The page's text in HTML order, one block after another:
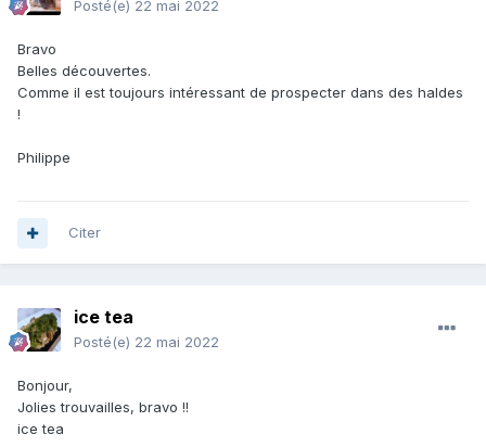
Posté(e) 22 mai 2022
Bravo
Belles découvertes.
Comme il est toujours intéressant de prospecter dans des haldes
!
Philippe
Citer
ice tea
Posté(e) 22 mai 2022
Bonjour,
Jolies trouvailles, bravo !!
ice tea